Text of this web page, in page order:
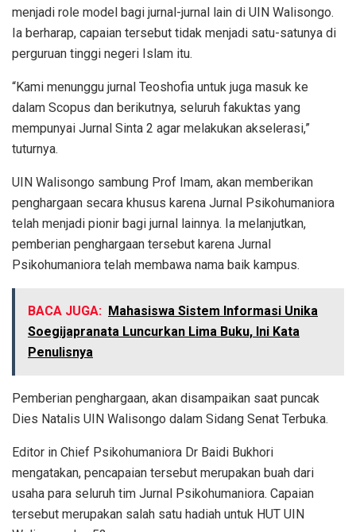
menjadi role model bagi jurnal-jurnal lain di UIN Walisongo.
Ia berharap, capaian tersebut tidak menjadi satu-satunya di
perguruan tinggi negeri Islam itu.
“Kami menunggu jurnal Teoshofia untuk juga masuk ke
dalam Scopus dan berikutnya, seluruh fakuktas yang
mempunyai Jurnal Sinta 2 agar melakukan akselerasi,”
tuturnya.
UIN Walisongo sambung Prof Imam, akan memberikan
penghargaan secara khusus karena Jurnal Psikohumaniora
telah menjadi pionir bagi jurnal lainnya. Ia melanjutkan,
pemberian penghargaan tersebut karena Jurnal
Psikohumaniora telah membawa nama baik kampus.
BACA JUGA: Mahasiswa Sistem Informasi Unika
Soegijapranata Luncurkan Lima Buku, Ini Kata
Penulisnya
Pemberian penghargaan, akan disampaikan saat puncak
Dies Natalis UIN Walisongo dalam Sidang Senat Terbuka.
Editor in Chief Psikohumaniora Dr Baidi Bukhori
mengatakan, pencapaian tersebut merupakan buah dari
usaha para seluruh tim Jurnal Psikohumaniora. Capaian
tersebut merupakan salah satu hadiah untuk HUT UIN